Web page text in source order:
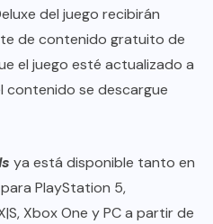
del juego recibirán
de contenido gratuito de
el juego esté actualizado a
contenido se descargue
ya está disponible tanto en
PlayStation 5,
Xbox One y PC a partir de